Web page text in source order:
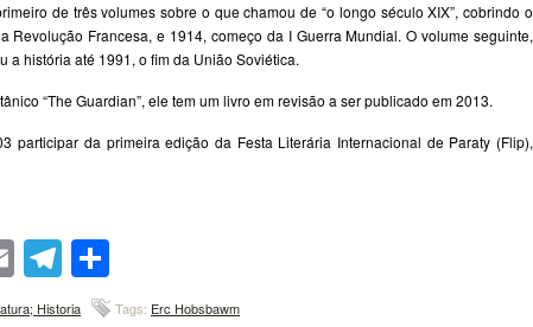
de três volumes sobre o que chamou de “o longo século XIX”, cobrindo o
Revolução Francesa, e 1914, começo da I Guerra Mundial. O volume seguinte,
a história até 1991, o fim da União Soviética.
“The Guardian”, ele tem um livro em revisão a ser publicado em 2013.
participar da primeira edição da Festa Literária Internacional de Paraty (Flip),
EmailTelegram
Historia Tags: Erc Hobsbawm